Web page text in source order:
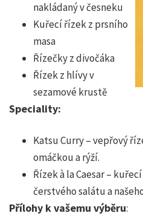
nakládaný v česneku
Kuřecí řízek z prsního
masa
Řízečky z divočáka
Řízek z hlívy v
sezamové krustě
Speciality:
Katsu Curry – vepřový
omáčkou a rýží.
Řízek à la Caesar –
čerstvého salátu a
Přílohy k vašemu výběru: